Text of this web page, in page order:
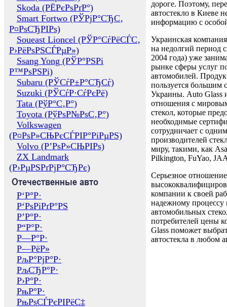
Skoda (РЁРєРѕРґР°)
Smart Fortwo (РЎРјР°СЂС‚
Р¤РѕСЂРІРѕ)
Soueast Lioncel (РЎР°СѓРёСЃС‚
Р›РёРѕРЅСЃРµР»)
Ssang Yong (РЎР°РЅРі
Р™РѕРЅРі)
Subaru (РЎСѓР±Р°СЂСѓ)
Suzuki (РЎСѓР·СѓРєРё)
Tata (РўР°С‚Р°)
Toyota (РўРѕР№РѕС‚Р°)
Volkswagen
(Р¤РѕР»СЊРєСЃРІР°РіРµРЅ)
Volvo (Р’РѕР»СЊРІРѕ)
ZX Landmark
(Р›РµРЅРґРјР°СЂРє)
Отечественные авто
Р‘Р°Р·
Р‘РѕРіРґР°РЅ
Р’Р°Р·
Р“Р°Р·
Р—Р°Р·
Р—РёР»
РљР°РјР°Р·
РљСЂР°Р·
Р›Р°Р·
РњР°Р·
РњРѕСЃРєРІРёС‡
дороге. Поэтому,
автостекло в Киеве
информацию с
Украинская
на недолгий период
2004 года) уже
рынке сферы услуг
автомобилей.
пользуется большим
Украины. Auto Glass
отношения с
стекол, которые
необходимые
сотрудничает с
производителей
миру, такими, как
Pilkington, FuYao,
Серьезное отношение
компании к своей
надежному процессу
автомобильных
потребителей цены
Glass поможет
автостекла в любом